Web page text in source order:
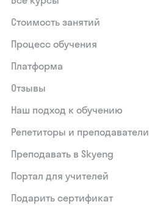
Стоимость занятий
Процесс обучения
Платформа
Отзывы
Наш подход к обучению
Репетиторы и преподаватели
Преподавать в Skyeng
Портал для учителей
Подарить сертификат